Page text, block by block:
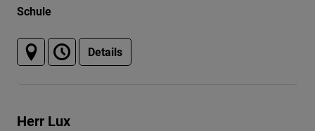
Schule
Details
Herr Lux